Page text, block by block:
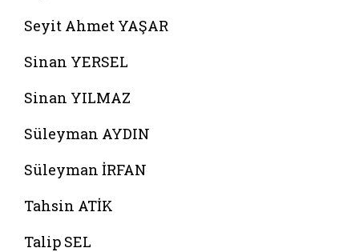
Seyit Ahmet YAŞAR
Sinan YERSEL
Sinan YILMAZ
Süleyman AYDIN
Süleyman İRFAN
Tahsin ATİK
Talip SEL